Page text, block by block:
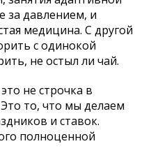
за давлением, и
медицина. С другой
с одинокой
не остыл ли чай.
не строчка в
то, что мы делаем
и ставок.
полноценной